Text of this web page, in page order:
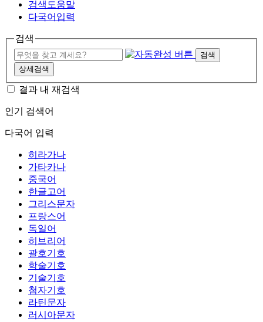
검색도움말
다국어입력
검색
검색
상세검색
결과 내 재검색
인기 검색어
다국어 입력
히라가나
가타카나
중국어
한글고어
그리스문자
프랑스어
독일어
히브리어
괄호기호
학술기호
기술기호
첨자기호
라틴문자
러시아문자